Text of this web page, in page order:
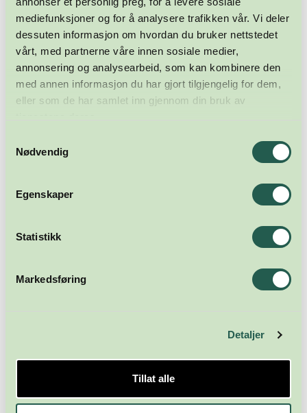
mediefunksjoner og for å analysere trafikken vår. Vi deler
dessuten informasjon om hvordan du bruker nettstedet
vårt, med partnerne våre innen sosiale medier,
annonsering og analysearbeid, som kan kombinere den
med annen informasjon du har gjort tilgjengelig for dem,
eller som de har samlet inn gjennom din bruk av
Nødvendig
Egenskaper
Statistikk
Markedsføring
Detaljer
Tillat alle